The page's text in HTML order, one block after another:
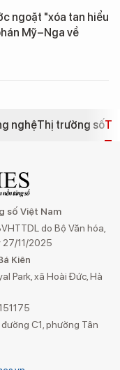
ngoặt "xóa tan hiểu
Mỹ–Nga về
nghệThị trường số
số Việt Nam
do Bộ Văn hóa,
27/11/2025
Kiên
Park, xã Hoài Đức, Hà
C1, phường Tân